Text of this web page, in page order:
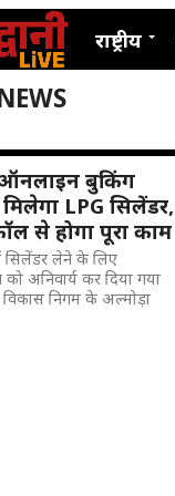
राष्ट्रीय
बुकिंग
LPG सिलेंडर,
से होगा पूरा काम
सिलेंडर लेने के लिए
अनिवार्य कर दिया गया
निगम के अल्मोड़ा